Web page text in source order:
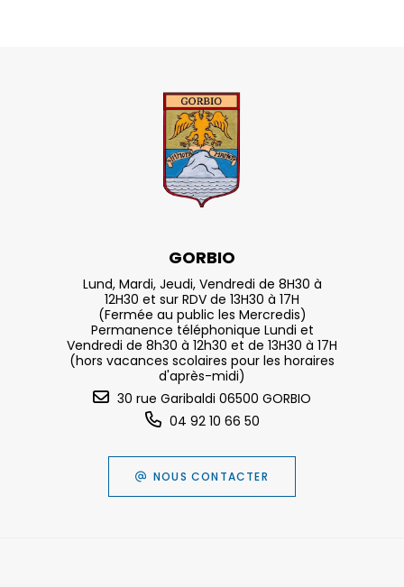
GORBIO
Lund, Mardi, Jeudi, Vendredi de 8H30 à
12H30 et sur RDV de 13H30 à 17H
(Fermée au public les Mercredis)
Permanence téléphonique Lundi et
Vendredi de 8h30 à 12h30 et de 13H30 à 17H
(hors vacances scolaires pour les horaires
d'après-midi)
30 rue Garibaldi 06500 GORBIO
04 92 10 66 50
NOUS CONTACTER